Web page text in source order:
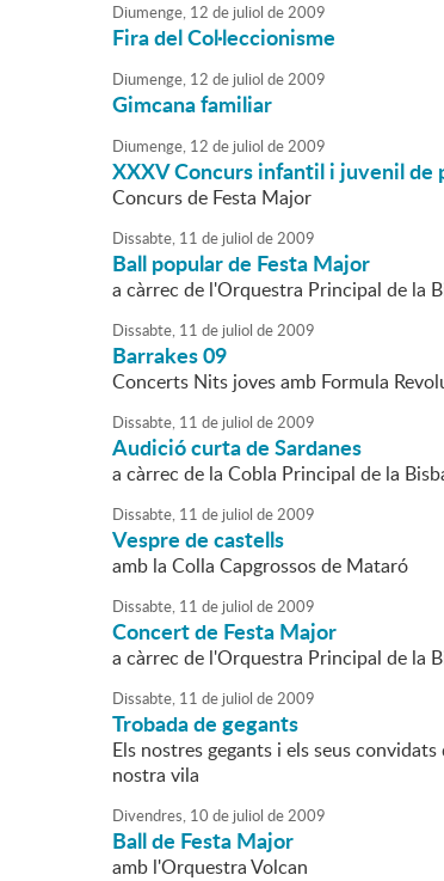
Diumenge, 12 de juliol de2009
Fira del Col·leccionisme
Diumenge, 12 de juliol de2009
Gimcana familiar
Diumenge, 12 de juliol de2009
XXXV Concurs infantil i juvenil de
Concurs de Festa Major
Dissabte, 11 de juliol de2009
Ball popular de Festa Major
a càrrec de l'Orquestra Principal de la
Dissabte, 11 de juliol de2009
Barrakes 09
Concerts Nits joves amb Formula
Dissabte, 11 de juliol de2009
Audició curta de Sardanes
a càrrec de la Cobla Principal de la
Dissabte, 11 de juliol de2009
Vespre de castells
amb la Colla Capgrossos de Mataró
Dissabte, 11 de juliol de2009
Concert de Festa Major
a càrrec de l'Orquestra Principal de la
Dissabte, 11 de juliol de2009
Trobada de gegants
Els nostres gegants i els seus
nostra vila
Divendres, 10 de juliol de2009
Ball de Festa Major
amb l'Orquestra Volcan